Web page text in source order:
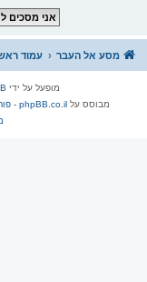
מסע אל העבר עמוד
מופעל על ידי
מבוסס עלphpBB.co.il - פורומים בעברית